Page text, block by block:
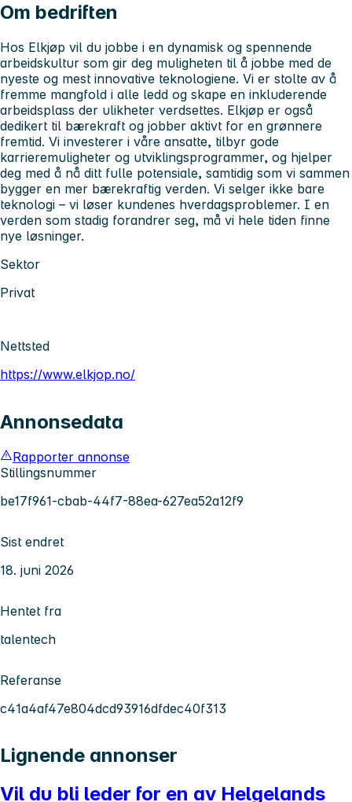
Om bedriften
Hos Elkjøp vil du jobbe i en dynamisk og spennende
arbeidskultur som gir deg muligheten til å jobbe med de
nyeste og mest innovative teknologiene. Vi er stolte av å
fremme mangfold i alle ledd og skape en inkluderende
arbeidsplass der ulikheter verdsettes. Elkjøp er også
dedikert til bærekraft og jobber aktivt for en grønnere
fremtid. Vi investerer i våre ansatte, tilbyr gode
karrieremuligheter og utviklingsprogrammer, og hjelper
deg med å nå ditt fulle potensiale, samtidig som vi sammen
bygger en mer bærekraftig verden. Vi selger ikke bare
teknologi – vi løser kundenes hverdagsproblemer. I en
verden som stadig forandrer seg, må vi hele tiden finne
nye løsninger.
Sektor
Privat
Nettsted
https://www.elkjop.no/
Annonsedata
Rapporter annonse
Stillingsnummer
be17f961-cbab-44f7-88ea-627ea52a12f9
Sist endret
18. juni 2026
Hentet fra
talentech
Referanse
c41a4af47e804dcd93916dfdec40f313
Lignende annonser
Vil du bli leder for en av Helgelands